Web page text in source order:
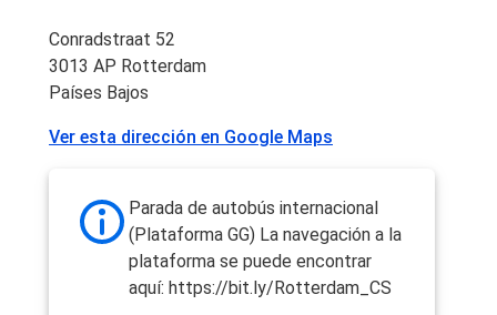
Conradstraat 52
3013 AP Rotterdam
Países Bajos
Ver esta dirección en Google Maps
Parada de autobús internacional
(Plataforma GG) La navegación a la
plataforma se puede encontrar
aquí: https://bit.ly/Rotterdam_CS